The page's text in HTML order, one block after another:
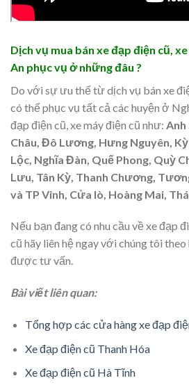
Dịch vụ mua bán xe đạp điện cũ,
An phục vụ ở những đâu ?
Do với sự ưu thế từ dịch vụ bán xe
có thể phục vụ tất cả các huyện ở
đạp điện cũ, xe máy điện cũ như: Anh
Châu, Đô Lương, Hưng Nguyên,
Lộc, Nghĩa Đàn, Quế Phong, Quỳ
Lưu, Tân Kỳ, Thanh Chương,
và TP Vinh, Cửa lò, Hoàng Mai,
Nếu bạn đang có nhu cầu về xe đạp
cũ hãy liên hệ ngay với chúng tôi
được tư vấn.
Bài viết liên quan:
Tổng hợp các cửa hàng xe đạp
Xe đạp điện cũ Thanh Hóa
Xe đạp điện cũ Hà Tĩnh